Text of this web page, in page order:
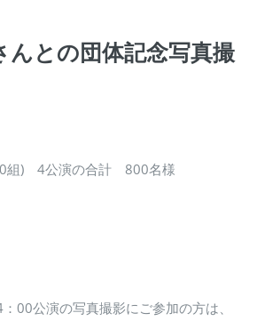
んとの団体記念写真撮
組) 4公演の合計 800名様
00公演の写真撮影にご参加の方は、